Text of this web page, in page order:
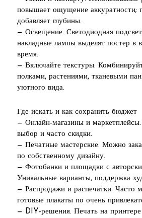
повышает ощущение аккуратности;
добавляет глубины.
— Освещение. Светодиодная
накладные лампы выделят постер в
время.
— Включайте текстуры.
полками, растениями, тканевыми
уютного вида.
Где искать и как сохранить бюджет
— Онлайн-магазины и
выбор и часто скидки.
— Печатные мастерские. Можно
по собственному дизайну.
— Фотобанки и площадки с
Уникальные варианты, поддержка
— Распродажи и распечатки. Часто
готовые плакаты по очень
— DIY-решения. Печать на принтере